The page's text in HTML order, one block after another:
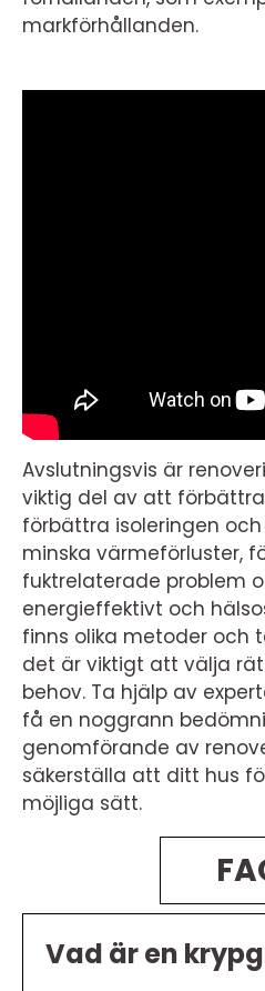
markförhållanden.
Avslutningsvis är
viktig del av att
förbättra isoleringen
minska värmeförluster,
fuktrelaterade problem
energieffektivt och
finns olika metoder och
det är viktigt att välja
behov. Ta hjälp av
få en noggrann
genomförande av
säkerställa att ditt hus
möjliga sätt.
Vad är en